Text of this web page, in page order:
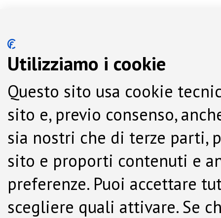
Utilizziamo i cookie
Questo sito usa cookie
sito e, previo consenso,
sia nostri che di terze parti,
sito e proporti contenuti e
preferenze. Puoi accettare
scegliere quali attivare. Se